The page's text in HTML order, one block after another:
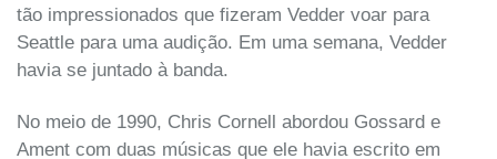
tão impressionados que fizeram Vedder voar para
Seattle para uma audição. Em uma semana, Vedder
havia se juntado à banda.
No meio de 1990, Chris Cornell abordou Gossard e
Ament com duas músicas que ele havia escrito em